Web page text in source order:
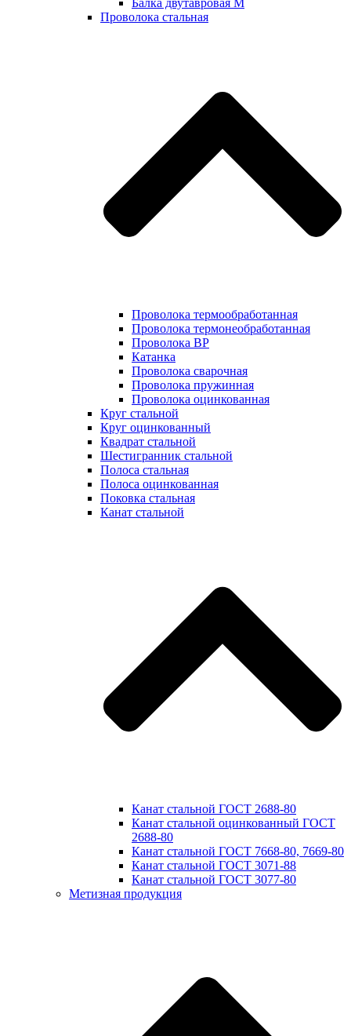
Балка двутавровая М
Проволока стальная
Проволока термообработанная
Проволока термонеобработанная
Проволока ВР
Катанка
Проволока сварочная
Проволока пружинная
Проволока оцинкованная
Круг стальной
Круг оцинкованный
Квадрат стальной
Шестигранник стальной
Полоса стальная
Полоса оцинкованная
Поковка стальная
Канат стальной
Канат стальной ГОСТ 2688-80
Канат стальной оцинкованный ГОСТ
2688-80
Канат стальной ГОСТ 7668-80, 7669-80
Канат стальной ГОСТ 3071-88
Канат стальной ГОСТ 3077-80
Метизная продукция